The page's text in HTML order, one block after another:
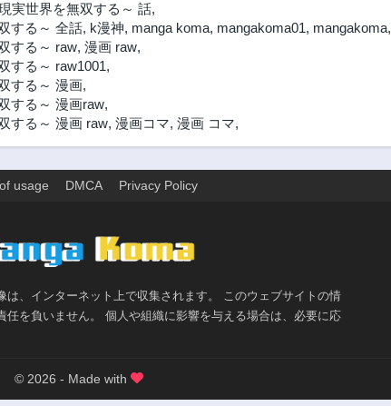
実世界を無双する～ 話,
する～ 全話, k漫神, manga koma, mangakoma01, mangakoma,
する～ raw, 漫画 raw,
する～ raw1001,
する～ 漫画,
する～ 漫画raw,
する～ 漫画 raw, 漫画コマ, 漫画 コマ,
usage DMCA Privacy Policy
は、インターネット上で収集されます。 このウェブサイトの情
任を負いません。 個人や組織に影響を与える場合は、必要に応
© 2026 - Made with